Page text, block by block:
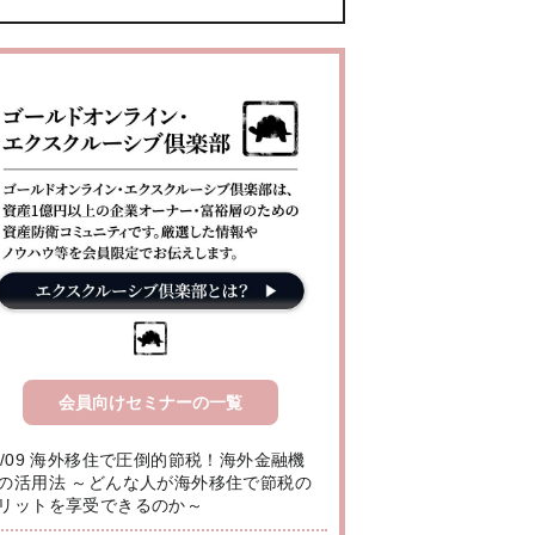
会員向けセミナーの一覧
09 海外移住で圧倒的節税！海外金融機
活用法 ～どんな人が海外移住で節税の
ットを享受できるのか～